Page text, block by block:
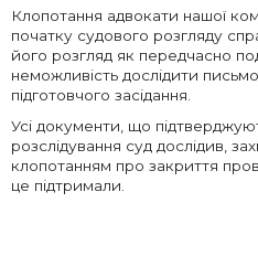
Клопотання адвокати нашої
початку судового розгляду
його розгляд як передчасно
неможливість дослідити
підготовчого засідання.
Усі документи, що
розслідування суд дослідив,
клопотанням про закриття
це підтримали.